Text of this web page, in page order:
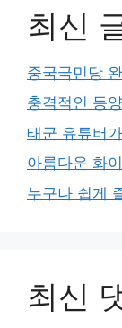
최신
중국국민당
충격적인 동
태군 유튜버
아름다운 화
누구나 쉽게
최신